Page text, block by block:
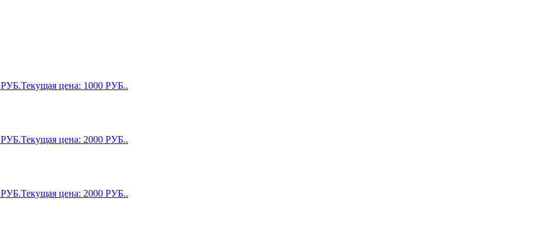
РУБ.Текущая цена: 1000 РУБ..
РУБ.Текущая цена: 2000 РУБ..
РУБ.Текущая цена: 2000 РУБ..